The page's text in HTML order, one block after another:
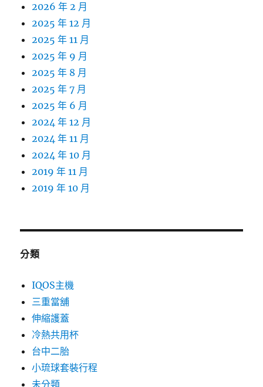
2026 年 2 月
2025 年 12 月
2025 年 11 月
2025 年 9 月
2025 年 8 月
2025 年 7 月
2025 年 6 月
2024 年 12 月
2024 年 11 月
2024 年 10 月
2019 年 11 月
2019 年 10 月
分類
IQOS主機
三重當舖
伸縮護蓋
冷熱共用杯
台中二胎
小琉球套裝行程
未分類